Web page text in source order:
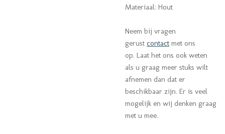
Materiaal: Hout
Neem bij vragen
gerust contact met ons
op. Laat het ons ook weten
als u graag meer stuks wilt
afnemen dan dat er
beschikbaar zijn. Er is veel
mogelijk en wij denken graag
met u mee.